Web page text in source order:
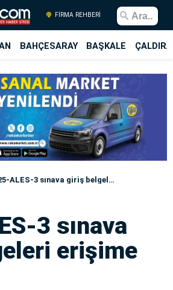
FİRMA REHBERİ
BAHÇESARAY BAŞKALE
ALES-3 sınava giriş belgeleri erişime açıldı
3 sınava
erişime